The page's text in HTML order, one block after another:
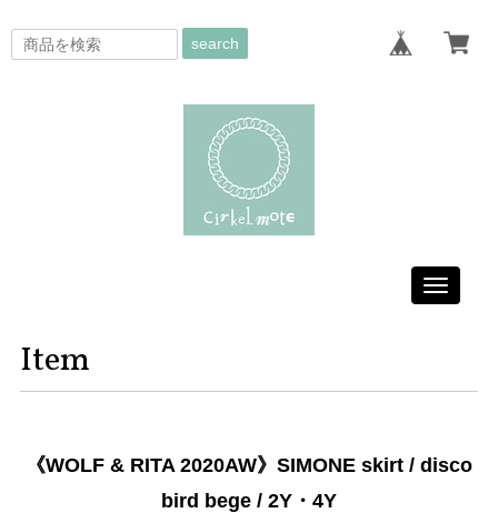
search
Toggle
Item
《WOLF & RITA 2020AW》SIMONE skirt / disco
bird bege / 2Y・4Y